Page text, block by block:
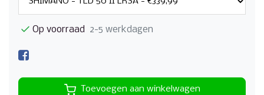
Op voorraad 2-5 werkdagen
Toevoegen aan winkelwagen